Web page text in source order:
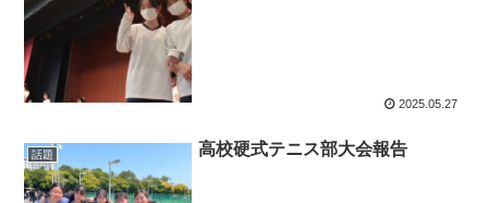
2025.05.27
話題 高校硬式テニス部大会報告